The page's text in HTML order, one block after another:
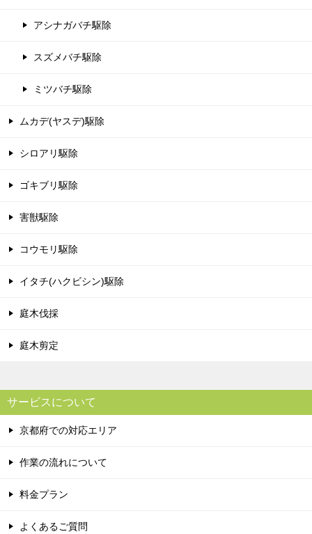
アシナガバチ駆除
スズメバチ駆除
ミツバチ駆除
ムカデ(ヤスデ)駆除
シロアリ駆除
ゴキブリ駆除
害獣駆除
コウモリ駆除
イタチ(ハクビシン)駆除
庭木伐採
庭木剪定
サービスについて
京都府での対応エリア
作業の流れについて
料金プラン
よくあるご質問